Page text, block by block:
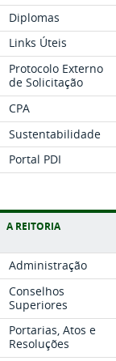
Diplomas
Links Úteis
Protocolo Externo
de Solicitação
CPA
Sustentabilidade
Portal PDI
A REITORIA
Administração
Conselhos
Superiores
Portarias, Atos e
Resoluções